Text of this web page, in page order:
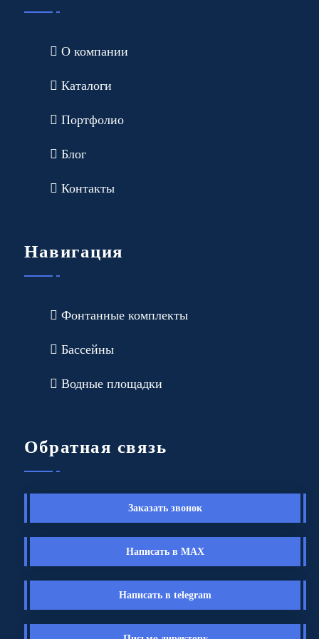
О компании
Каталоги
Портфолио
Блог
Контакты
Навигация
Фонтанные комплекты
Бассейны
Водные площадки
Обратная связь
Заказать звонок
Написать в MAX
Написать в telegram